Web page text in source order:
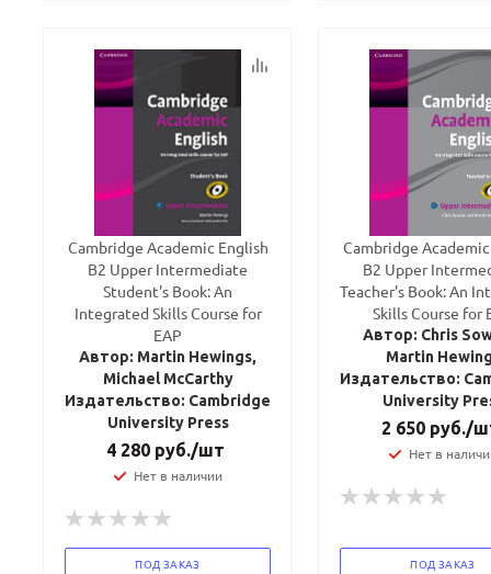
Cambridge Academic English
B2 Upper Intermediate
Student's Book: An
Integrated Skills Course for
EAP
Автор: Martin Hewings,
Michael McCarthy
Издательство: Cambridge
University Press
4 280 руб./шт
Нет в наличии
ПОД ЗАКАЗ
Cambridge
B2 Upper
Teacher's Book: An
Skills Course for
Автор: Chris
Martin
Издательство:
University
2 650 руб./
Нет в
ПОД ЗАКАЗ